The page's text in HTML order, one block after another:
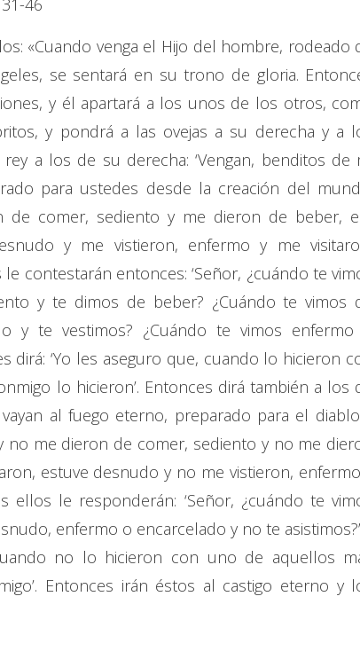
46
«Cuando venga el Hijo del hombre, rodeado
se sentará en su trono de gloria.
y él apartará a los unos de los otros,
y pondrá a las ovejas a su derecha y a
a los de su derecha: ‘Vengan, benditos de
para ustedes desde la creación del
de comer, sediento y me dieron de beber,
y me vistieron, enfermo y me
contestarán entonces: ‘Señor, ¿cuándo te
y te dimos de beber? ¿Cuándo te vimos
y te vestimos? ¿Cuándo te vimos
dirá: ‘Yo les aseguro que, cuando lo hicieron
lo hicieron’. Entonces dirá también a los
al fuego eterno, preparado para el
no me dieron de comer, sediento y no me
estuve desnudo y no me vistieron,
ellos le responderán: ‘Señor, ¿cuándo te
enfermo o encarcelado y no te
no lo hicieron con uno de aquellos
Entonces irán éstos al castigo eterno y